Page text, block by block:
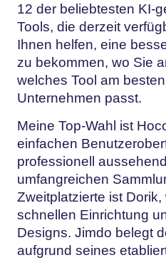
12 der beliebtesten KI-
Tools, die derzeit
Ihnen helfen, eine
zu bekommen, wo Sie
welches Tool am
Unternehmen passt.
Meine Top-Wahl ist
einfachen
professionell
umfangreichen
Zweitplatzierte ist
schnellen Einrichtung
Designs. Jimdo belegt
aufgrund seines